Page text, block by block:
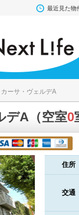
最近見た物
カーサ・ヴェルデA
デA（空室0
住所
交通